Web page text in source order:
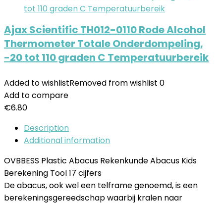
Ajax Scientific TH012-0110 Rode Alcohol
Thermometer Totale Onderdompeling,
-20 tot 110 graden C Temperatuurbereik
Added to wishlistRemoved from wishlist 0
Add to compare
€6.80
Description
Additional information
OVBBESS Plastic Abacus Rekenkunde Abacus Kids
Berekening Tool 17 cijfers
De abacus, ook wel een telframe genoemd, is een
berekeningsgereedschap waarbij kralen naar